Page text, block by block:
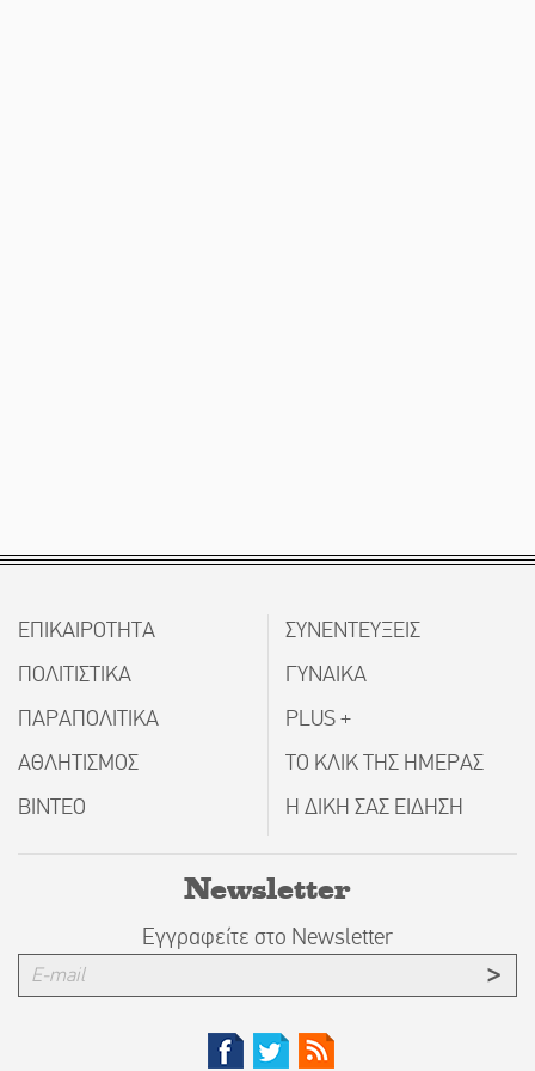
ΕΠΙΚΑΙΡΟΤΗΤΑ
ΠΟΛΙΤΙΣΤΙΚΑ
ΠΑΡΑΠΟΛΙΤΙΚΑ
ΑΘΛΗΤΙΣΜΟΣ
ΒΙΝΤΕΟ
ΣΥΝΕΝΤΕΥΞΕΙΣ
ΓΥΝΑΙΚΑ
PLUS +
ΤΟ ΚΛΙΚ ΤΗΣ ΗΜΕΡΑΣ
Η ΔΙΚΗ ΣΑΣ ΕΙΔΗΣΗ
Newsletter
Εγγραφείτε στο Newsletter